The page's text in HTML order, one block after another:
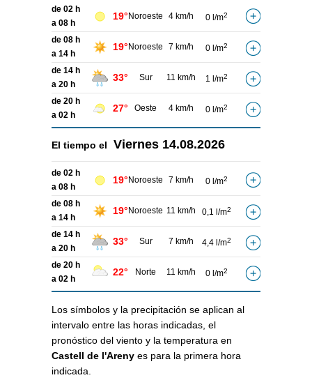
de 02 h
a 08 h
19° Noroeste 4 km/h 0 l/m2
de 08 h
a 14 h
19° Noroeste 7 km/h 0 l/m2
de 14 h
a 20 h
33° Sur 11 km/h 1 l/m2
de 20 h
a 02 h
27° Oeste 4 km/h 0 l/m2
El tiempo el Viernes 14.08.2026
de 02 h
a 08 h
19° Noroeste 7 km/h 0 l/m2
de 08 h
a 14 h
19° Noroeste 11 km/h 0,1 l/m2
de 14 h
a 20 h
33° Sur 7 km/h 4,4 l/m2
de 20 h
a 02 h
22° Norte 11 km/h 0 l/m2
Los símbolos y la precipitación se aplican al
intervalo entre las horas indicadas, el
pronóstico del viento y la temperatura en
Castell de l'Areny es para la primera hora
indicada.